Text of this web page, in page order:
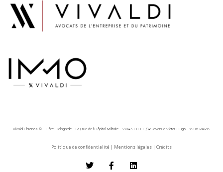
Vivaldi Chronos © - Hôtel Delagarde - 120, rue de l'Hôpital Militaire - 59043 LILLE / 45 avenue Victor Hugo - 75116 PARIS
Politique de confidentialité | Mentions légales | Crédits